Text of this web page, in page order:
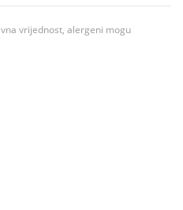
vrijednost, alergeni mogu